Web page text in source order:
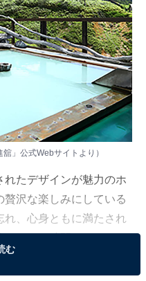
舘」公式Webサイト より）
れたデザインが魅力のホ
沢な楽しみにしている
れ、心身ともに満たされ
トや高い人気をほこる
ばよいか迷ってしま
む